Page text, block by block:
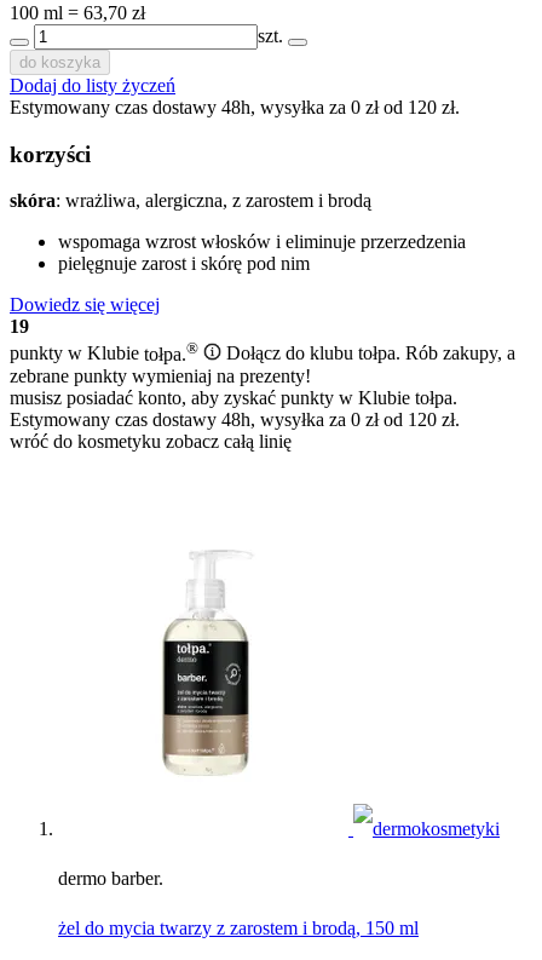
100 ml = 63,70 zł
szt.
do koszyka
Dodaj do listy życzeń
Estymowany czas dostawy 48h, wysyłka za 0 zł od 120 zł.
korzyści
skóra: wrażliwa, alergiczna, z zarostem i brodą
wspomaga wzrost włosków i eliminuje przerzedzenia
pielęgnuje zarost i skórę pod nim
Dowiedz się więcej
19
punkty w Klubie tołpa.®
Dołącz do klubu tołpa. Rób zakupy, a
zebrane punkty wymieniaj na prezenty!
musisz posiadać konto, aby zyskać punkty w Klubie tołpa.
Estymowany czas dostawy 48h, wysyłka za 0 zł od 120 zł.
wróć do kosmetyku zobacz całą linię
dermo barber.
żel do mycia twarzy z zarostem i brodą, 150 ml